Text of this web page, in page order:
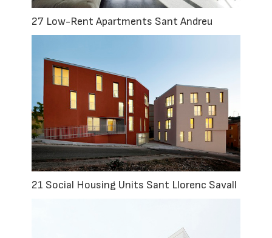
27 Low-Rent Apartments Sant Andreu
21 Social Housing Units Sant Llorenc Savall